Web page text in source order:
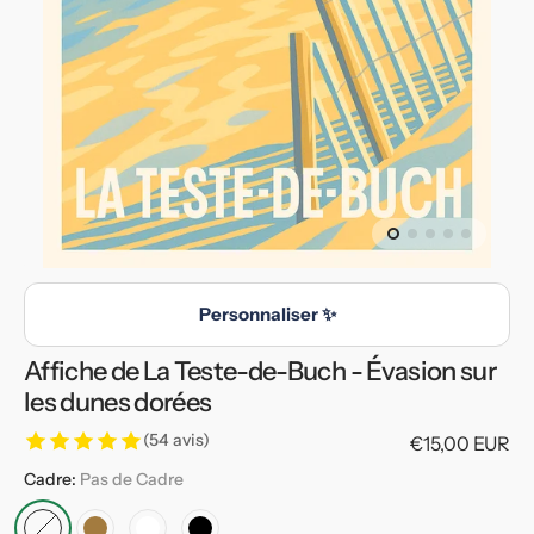
en
vedette
dans
vue
la
galerie
Personnaliser ✨
Affiche de La Teste-de-Buch - Évasion sur
les dunes dorées
(54 avis)
Prix
€15,00 EUR
Cadre: Pas de Cadre